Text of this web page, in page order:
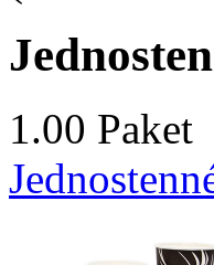
1.00 Paket